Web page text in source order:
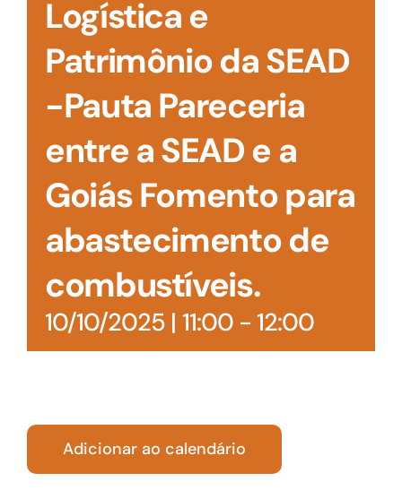
Logística e
Patrimônio da SEAD
-Pauta Pareceria
entre a SEAD e a
Goiás Fomento para
abastecimento de
combustíveis.
10/10/2025 | 11:00- 12:00
Adicionar ao calendário